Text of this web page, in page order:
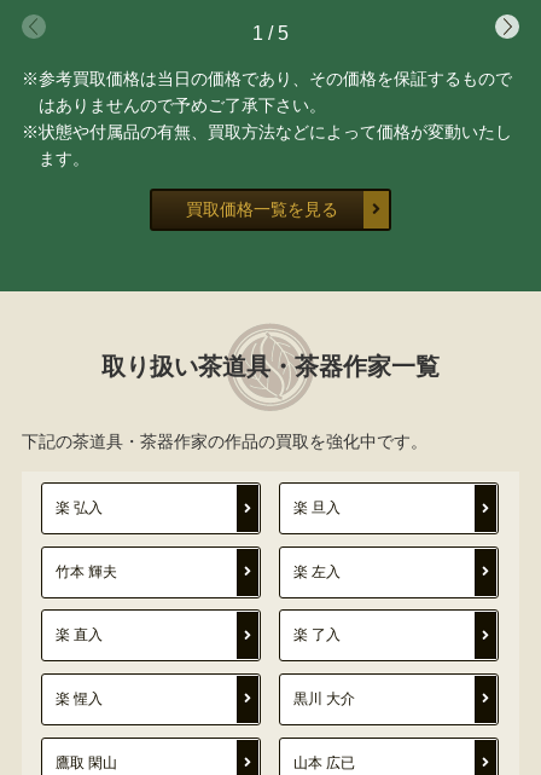
1 /5
※参考買取価格は当日の価格であり、その価格を保証するもので
はありませんので予めご了承下さい。
※状態や付属品の有無、買取方法などによって価格が変動いたし
ます。
買取価格一覧を見る
取り扱い茶道具・茶器作家一覧
下記の茶道具・茶器作家の作品の買取を強化中です。
楽 弘入 楽 旦入
竹本 輝夫 楽 左入
楽 直入 楽 了入
楽 惺入 黒川 大介
鷹取 閑山 山本 広已